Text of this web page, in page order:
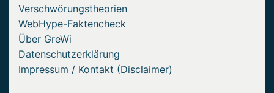
Verschwörungstheorien
WebHype-Faktencheck
Über GreWi
Datenschutzerklärung
Impressum / Kontakt (Disclaimer)